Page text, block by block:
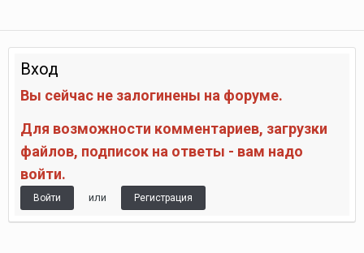
Вход
Вы сейчас не залогинены на форуме.
Для возможности комментариев, загрузки
файлов, подписок на ответы - вам надо
войти.
Войти или Регистрация